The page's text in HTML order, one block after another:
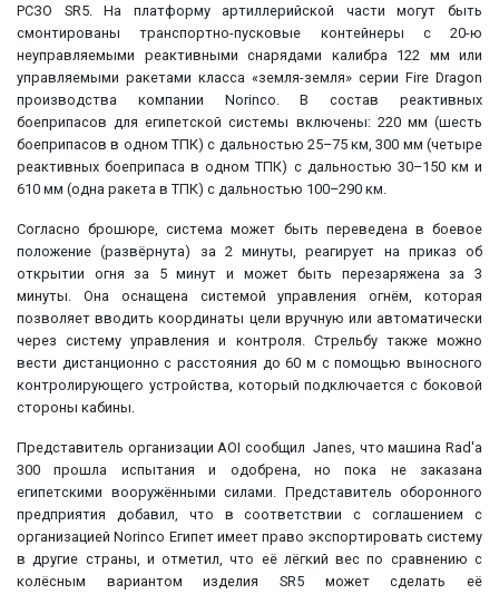
РСЗО SR5. На платформу артиллерийской части могут быть
смонтированы транспортно-пусковые контейнеры с 20-ю
неуправляемыми реактивными снарядами калибра 122 мм или
управляемыми ракетами класса «земля-земля» серии Fire Dragon
производства компании Norinco. В состав реактивных
боеприпасов для египетской системы включены: 220 мм (шесть
боеприпасов в одном ТПК) с дальностью 25–75 км, 300 мм (четыре
реактивных боеприпаса в одном ТПК) с дальностью 30–150 км и
610 мм (одна ракета в ТПК) с дальностью 100–290 км.
Согласно брошюре, система может быть переведена в боевое
положение (развёрнута) за 2 минуты, реагирует на приказ об
открытии огня за 5 минут и может быть перезаряжена за 3
минуты. Она оснащена системой управления огнём, которая
позволяет вводить координаты цели вручную или автоматически
через систему управления и контроля. Стрельбу также можно
вести дистанционно с расстояния до 60 м с помощью выносного
контролирующего устройства, который подключается с боковой
стороны кабины.
Представитель организации AOI сообщил Janes, что машина Rad'a
300 прошла испытания и одобрена, но пока не заказана
египетскими вооружёнными силами. Представитель оборонного
предприятия добавил, что в соответствии с соглашением с
организацией Norinco Египет имеет право экспортировать систему
в другие страны, и отметил, что её лёгкий вес по сравнению с
колёсным вариантом изделия SR5 может сделать её